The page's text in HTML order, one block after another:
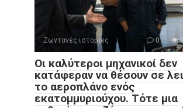
Ζωντανές ιστορίες 0
Οι καλύτεροι μηχανικοί δεν
κατάφεραν να θέσουν σε
το αεροπλάνο ενός
εκατομμυριούχου. Τότε μια